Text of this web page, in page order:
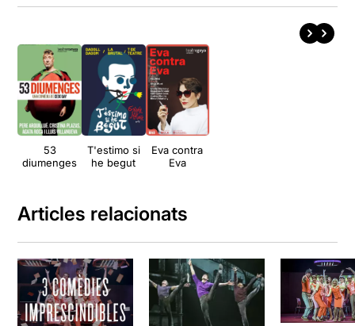
53
diumenges
T'estimo si
he begut
Eva contra
Eva
Articles relacionats